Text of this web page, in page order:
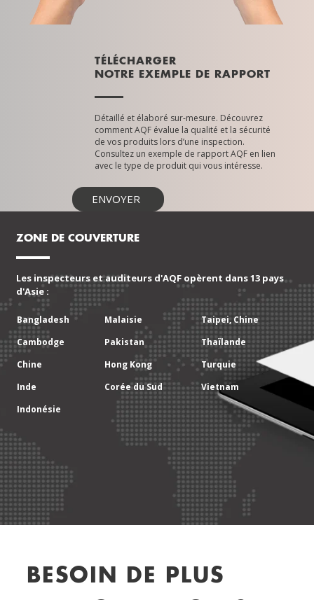
TÉLÉCHARGER
NOTRE EXEMPLE DE RAPPORT
Détaillé et élaboré sur-mesure. Découvrez
comment AQF évalue la qualité et la sécurité
de vos produits lors d’une inspection.
Consultez un exemple de rapport AQF en lien
avec le type de produit qui vous intéresse.
ENVOYER
ZONE DE COUVERTURE
Les inspecteurs et auditeurs d'AQF opèrent dans 13 pays
d'Asie :
Bangladesh Malaisie
Taipei, Chine
Cambodge
Pakistan
Thaïlande
Chine
Hong Kong
Turquie
Inde
Corée du Sud
Vietnam
Indonésie
BESOIN DE PLUS